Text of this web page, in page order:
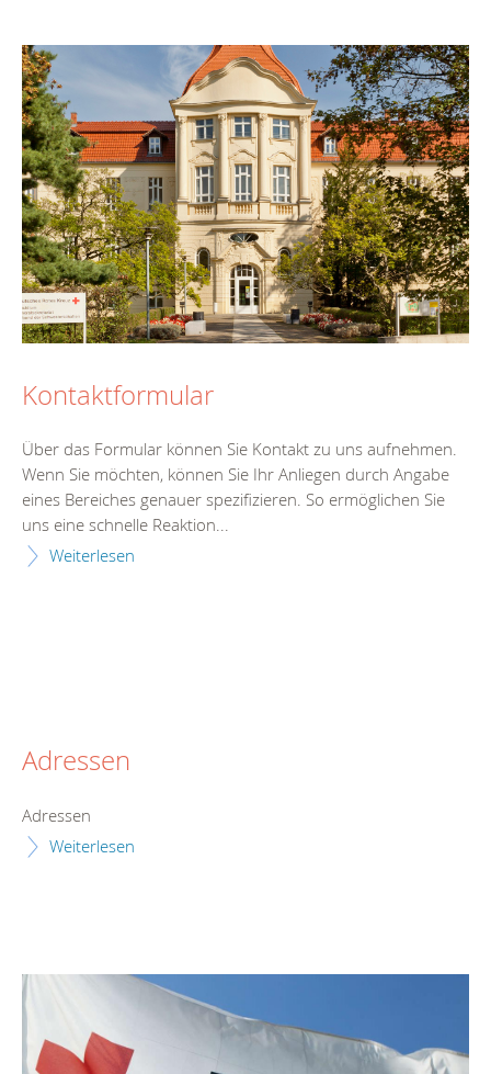
Kontaktformular
Über das Formular können Sie Kontakt zu uns aufnehmen.
Wenn Sie möchten, können Sie Ihr Anliegen durch Angabe
eines Bereiches genauer spezifizieren. So ermöglichen Sie
uns eine schnelle Reaktion...
Weiterlesen
Adressen
Adressen
Weiterlesen